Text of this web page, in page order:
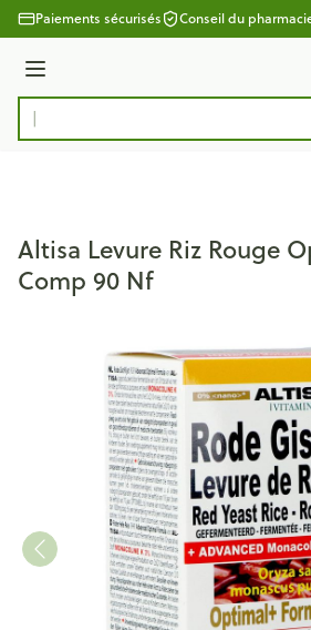
Aller au contenu
Paiements sécurisés Conseil du
Menu
Rechercher
Altisa Levure Riz Rouge
Comp 90 Nf